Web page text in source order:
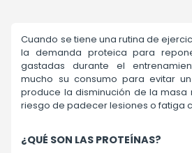
Cuando se tiene una rutina de
la demanda proteica para
gastadas durante el
mucho su consumo para evitar
produce la disminución de la masa
riesgo de padecer lesiones o fatiga
¿QUÉ SON LAS PROTEÍNAS?